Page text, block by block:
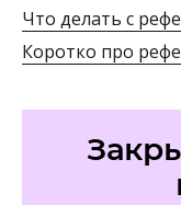
Что делать с
Коротко про